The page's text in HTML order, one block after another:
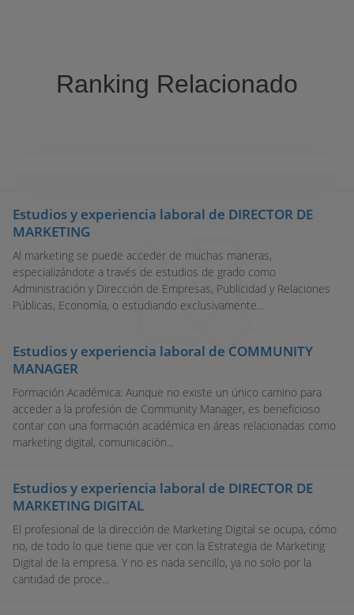
Ranking Relacionado
Estudios y experiencia laboral de DIRECTOR DE
MARKETING
Al marketing se puede acceder de muchas maneras,
especializándote a través de estudios de grado como
Administración y Dirección de Empresas, Publicidad y Relaciones
Públicas, Economía, o estudiando exclusivamente...
Estudios y experiencia laboral de COMMUNITY
MANAGER
Formación Académica: Aunque no existe un único camino para
acceder a la profesión de Community Manager, es beneficioso
contar con una formación académica en áreas relacionadas como
marketing digital, comunicación...
Estudios y experiencia laboral de DIRECTOR DE
MARKETING DIGITAL
El profesional de la dirección de Marketing Digital se ocupa, cómo
no, de todo lo que tiene que ver con la Estrategia de Marketing
Digital de la empresa. Y no es nada sencillo, ya no solo por la
cantidad de proce...